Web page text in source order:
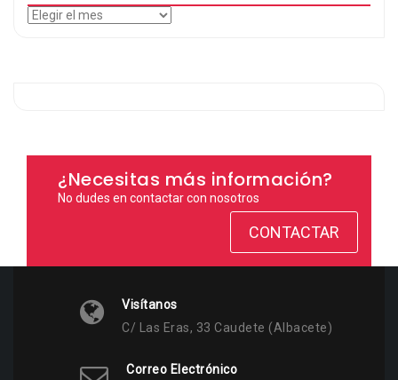
Hemeroteca
¿Necesitas más información?
No dudes en contactar con nosotros
CONTACTAR
Visítanos
C/ Las Eras, 33 Caudete (Albacete)
Correo Electrónico